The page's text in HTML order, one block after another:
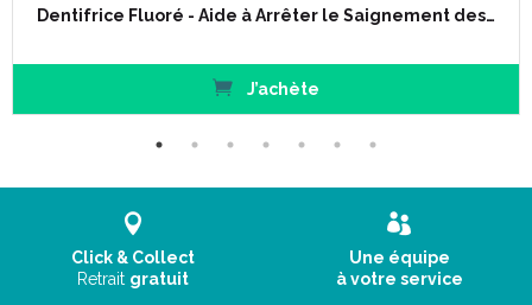
Dentifrice Fluoré - Aide à Arrêter le Saignement des…
J’achète
Click & Collect
Retrait gratuit
Une équipe
à votre service